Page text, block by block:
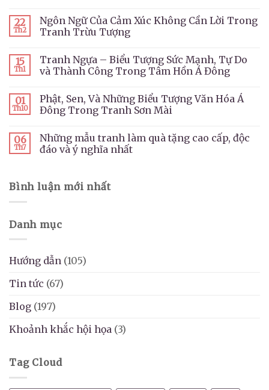
22
Th2
Ngôn Ngữ Của Cảm Xúc Không Cần Lời Trong
Tranh Trừu Tượng
15
Th1
Tranh Ngựa – Biểu Tượng Sức Mạnh, Tự Do
và Thành Công Trong Tâm Hồn Á Đông
01
Th10
Phật, Sen, Và Những Biểu Tượng Văn Hóa Á
Đông Trong Tranh Sơn Mài
06
Th7
Những mẫu tranh làm quà tặng cao cấp, độc
đáo và ý nghĩa nhất
Bình luận mới nhất
Danh mục
Hướng dẫn (105)
Tin tức (67)
Blog (197)
Khoảnh khắc hội họa (3)
Tag Cloud